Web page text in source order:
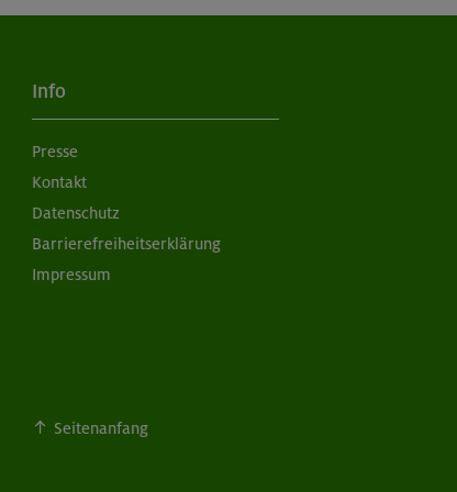
102 €
126 €
138 €
102 €
126 €
Info
Presse
Kontakt
Datenschutz
Barrierefreiheitserklärung
Impressum
Seitenanfang